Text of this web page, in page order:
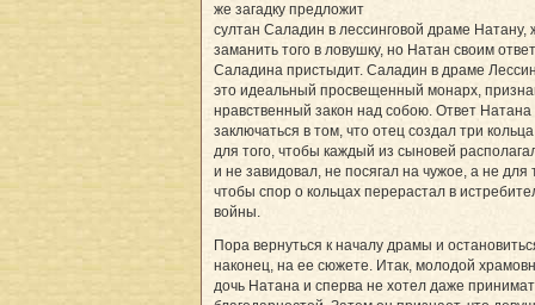
же загадку предложит
султан Саладин в лессинговой драме Натану,
заманить того в ловушку, но Натан своим
Саладина пристыдит. Саладин в драме
это идеальный просвещенный монарх,
нравственный закон над собою. Ответ Натана
заключаться в том, что отец создал три кольца
для того, чтобы каждый из сыновей
и не завидовал, не посягал на чужое, а не для
чтобы спор о кольцах перерастал в
войны.
Пора вернуться к началу драмы и
наконец, на ее сюжете. Итак, молодой
дочь Натана и сперва не хотел даже